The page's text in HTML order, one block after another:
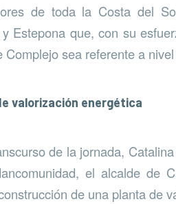
de toda la Costa del
Estepona que, con su
Complejo sea referente a
valorización energética
de la jornada,
el alcalde de
de una planta de